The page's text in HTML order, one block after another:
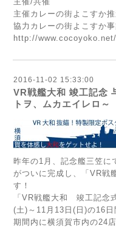
主催カレーの街よこすか
協力カレーの街よこすか
http://
2016-11-02 15:33:00
VR戦艦大和 竣工記念
トヲ、ムカエイレロ～
昨年の1月、記念艦三笠に
がついに完成し、「VR戦
す！
「VR戦艦大和 竣工記念
(土)～11月13日(日)の16日
期間内に横須賀市内の24